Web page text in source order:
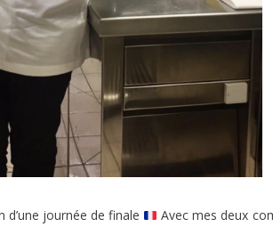
journée de finale
Avec mes deux